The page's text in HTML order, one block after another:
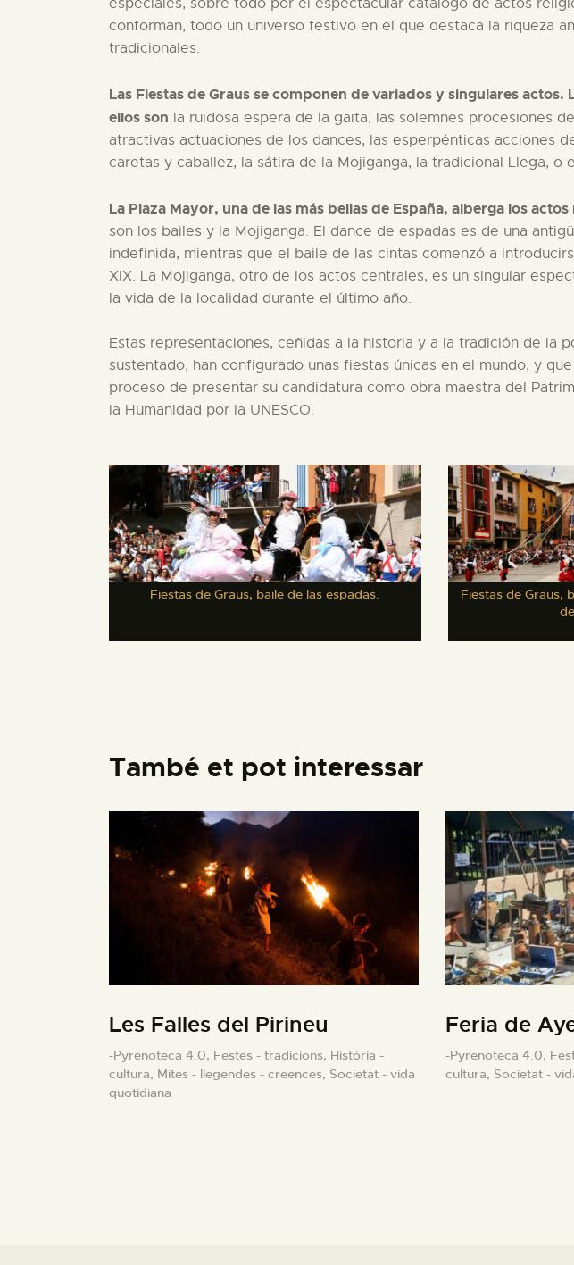
especiales, sobre todo por el espectacular catálogo de actos
conforman, todo un universo festivo en el que destaca la riqueza
tradicionales.
Las Fiestas de Graus se componen de variados y singulares actos.
ellos son la ruidosa espera de la gaita, las solemnes procesiones
atractivas actuaciones de los dances, las esperpénticas acciones
caretas y caballez, la sátira de la Mojiganga, la tradicional Llega, o
La Plaza Mayor, una de las más bellas de España, alberga los
son los bailes y la Mojiganga. El dance de espadas es de una
indefinida, mientras que el baile de las cintas comenzó a
XIX. La Mojiganga, otro de los actos centrales, es un singular
la vida de la localidad durante el último año.
Estas representaciones, ceñidas a la historia y a la tradición de la
sustentado, han configurado unas fiestas únicas en el mundo, y
proceso de presentar su candidatura como obra maestra del
la Humanidad por la UNESCO.
Fiestas de Graus, baile de las espadas.
Fiestas de Graus,
També et pot interessar
Les Falles del Pirineu
-Pyrenoteca 4.0, Festes - tradicions, Història -
cultura, Mites - llegendes - creences, Societat - vida
quotidiana
Feria de
-Pyrenoteca 4.0,
cultura, Societat -